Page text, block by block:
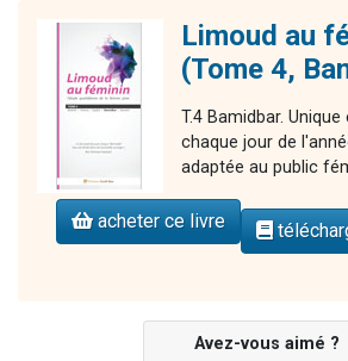
Limoud au
(Tome 4,
T.4 Bamidbar.
chaque jour de
adaptée au public
acheter ce livre
Avez-vous aimé ?